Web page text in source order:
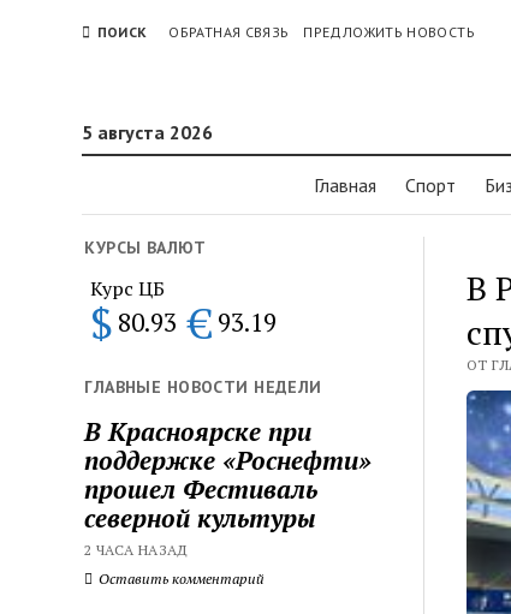
ПОИСК ОБРАТНАЯ СВЯЗЬ ПРЕДЛОЖИТЬ НОВОСТЬ
5 августа 2026
Главная Спорт
КУРСЫ ВАЛЮТ
Курс ЦБ
$ 80.93 € 93.19
ГЛАВНЫЕ НОВОСТИ НЕДЕЛИ
В Красноярске при
поддержке «Роснефти»
прошел Фестиваль
северной культуры
2 ЧАСА НАЗАД
Оставить комментарий
В
ОТ